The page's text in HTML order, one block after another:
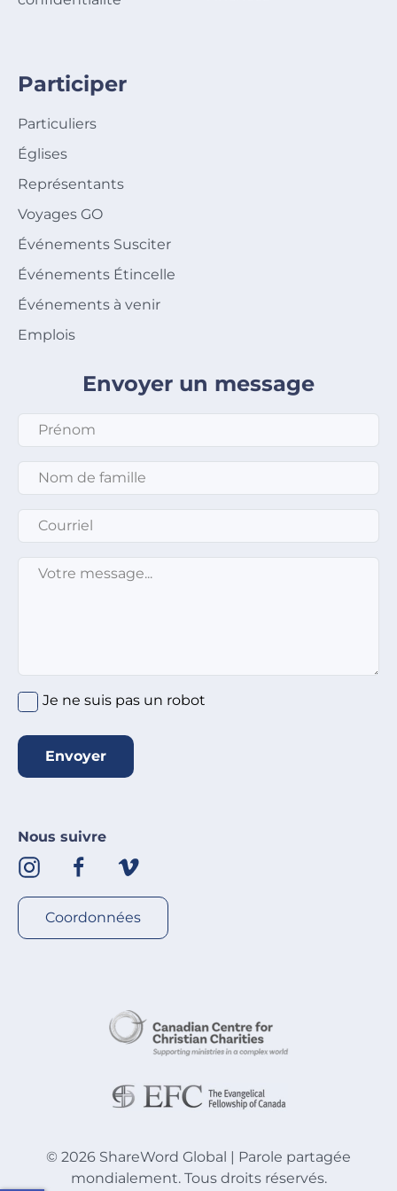
Participer
Particuliers
Églises
Représentants
Voyages GO
Événements Susciter
Événements Étincelle
Événements à venir
Emplois
Envoyer un message
Prénom
Nom de famille
Courriel
Message
Je ne suis pas un robot
Envoyer
Nous suivre
Coordonnées
© 2026 ShareWord Global | Parole partagée
mondialement. Tous droits réservés.